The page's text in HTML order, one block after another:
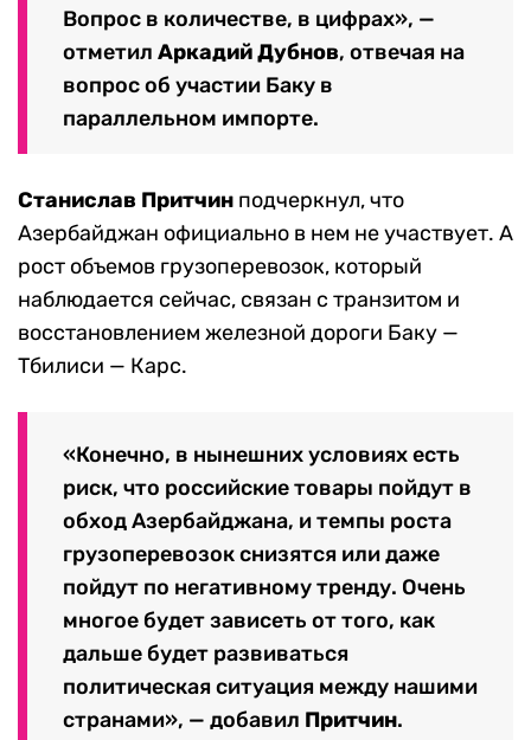
Вопрос в количестве, в цифрах», —
отметил Аркадий Дубнов, отвечая на
вопрос об участии Баку в
параллельном импорте.
Станислав Притчин подчеркнул, что
Азербайджан официально в нем не участвует. А
рост объемов грузоперевозок, который
наблюдается сейчас, связан с транзитом и
восстановлением железной дороги Баку —
Тбилиси — Карс.
«Конечно, в нынешних условиях есть
риск, что российские товары пойдут в
обход Азербайджана, и темпы роста
грузоперевозок снизятся или даже
пойдут по негативному тренду. Очень
многое будет зависеть от того, как
дальше будет развиваться
политическая ситуация между нашими
странами», — добавил Притчин.